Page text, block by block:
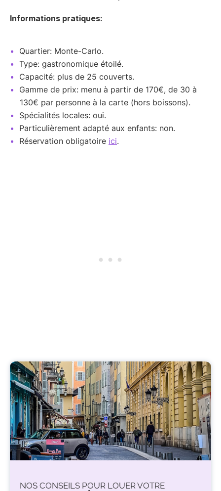
Informations pratiques:
Quartier: Monte-Carlo.
Type: gastronomique étoilé.
Capacité: plus de 25 couverts.
Gamme de prix: menu à partir de 170€, de 30 à
130€ par personne à la carte (hors boissons).
Spécialités locales: oui.
Particulièrement adapté aux enfants: non.
Réservation obligatoire ici.
NOS CONSEILS POUR LOUER VOTRE